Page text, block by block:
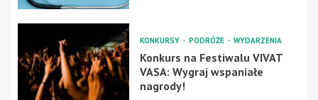
KONKURSY PODRÓŻE WYDARZENIA
Konkurs na Festiwalu VIVAT
VASA: Wygraj wspaniałe
nagrody!